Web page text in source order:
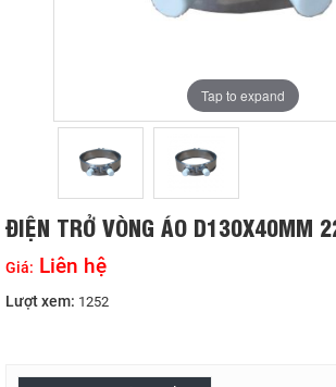
Tap to expand
Tap to expand
ĐIỆN TRỞ VÒNG ÁO D130X40MM
Giá: Liên hệ
Lượt xem: 1252